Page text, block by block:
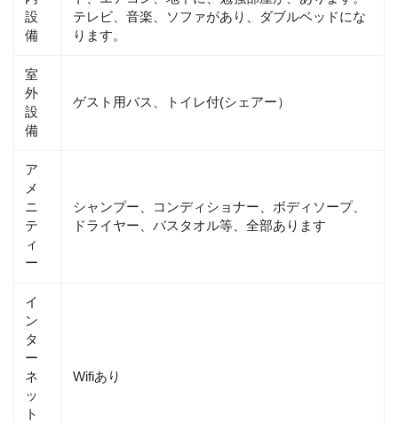
設
備
テレビ、音楽、ソファがあり、ダブルベッドにな
ります。
室
外
設
備
ゲスト用バス、トイレ付(シェアー）
ア
メ
ニ
テ
ィ
ー
シャンプー、コンディショナー、ボディソープ、
ドライヤー、バスタオル等、全部あります
イ
ン
タ
ー
ネ
ッ
ト
Wifiあり